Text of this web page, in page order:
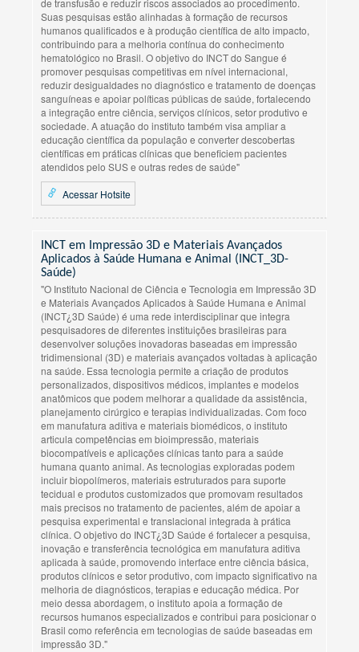
de transfusão e reduzir riscos associados ao procedimento.
Suas pesquisas estão alinhadas à formação de recursos
humanos qualificados e à produção científica de alto impacto,
contribuindo para a melhoria contínua do conhecimento
hematológico no Brasil. O objetivo do INCT do Sangue é
promover pesquisas competitivas em nível internacional,
reduzir desigualdades no diagnóstico e tratamento de doenças
sanguíneas e apoiar políticas públicas de saúde, fortalecendo
a integração entre ciência, serviços clínicos, setor produtivo e
sociedade. A atuação do instituto também visa ampliar a
educação científica da população e converter descobertas
científicas em práticas clínicas que beneficiem pacientes
atendidos pelo SUS e outras redes de saúde"
Acessar Hotsite
INCT em Impressão 3D e Materiais Avançados
Aplicados à Saúde Humana e Animal (INCT_3D-
Saúde)
"O Instituto Nacional de Ciência e Tecnologia em Impressão 3D
e Materiais Avançados Aplicados à Saúde Humana e Animal
(INCT¿3D Saúde) é uma rede interdisciplinar que integra
pesquisadores de diferentes instituições brasileiras para
desenvolver soluções inovadoras baseadas em impressão
tridimensional (3D) e materiais avançados voltadas à aplicação
na saúde. Essa tecnologia permite a criação de produtos
personalizados, dispositivos médicos, implantes e modelos
anatômicos que podem melhorar a qualidade da assistência,
planejamento cirúrgico e terapias individualizadas. Com foco
em manufatura aditiva e materiais biomédicos, o instituto
articula competências em bioimpressão, materiais
biocompatíveis e aplicações clínicas tanto para a saúde
humana quanto animal. As tecnologias exploradas podem
incluir biopolímeros, materiais estruturados para suporte
tecidual e produtos customizados que promovam resultados
mais precisos no tratamento de pacientes, além de apoiar a
pesquisa experimental e translacional integrada à prática
clínica. O objetivo do INCT¿3D Saúde é fortalecer a pesquisa,
inovação e transferência tecnológica em manufatura aditiva
aplicada à saúde, promovendo interface entre ciência básica,
produtos clínicos e setor produtivo, com impacto significativo na
melhoria de diagnósticos, terapias e educação médica. Por
meio dessa abordagem, o instituto apoia a formação de
recursos humanos especializados e contribui para posicionar o
Brasil como referência em tecnologias de saúde baseadas em
impressão 3D."